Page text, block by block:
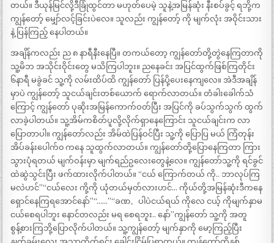
တယ်။ ဒီယုန်မြင်လို့ဒီခြုံထွင်တာ မဟုတ်ပေမဲ့ သူနဲ့အမြန်ဆုံး နီးစပ်ခွင့် ရဘို့က
ကျွန်တော့် မျှော်လင့်ခြင်းပဲလေ။ သူလည်း ကျွန်တော့် ကို မျက်လုံး အဝိုင်းသား
နဲ့ ပြန်ကြည့် နေပါတယ်။
အချိန်ကလည်း ည ၈ နာရီနီးနေပြီ။ တကယ်တော့ ကျွန်တော်တို့တွဲနေကြတာကို
သူ့မိဘ အသိုင်းဝိုင်းတွေ မသိကြပါဘူး။ ညနေခင်း အပြင်ထွက်ဖြစ်ကြတိုင်း
၆နာရီ မခွဲခင် သူ့ကို လမ်းထိပ်ထိ ကျွန်တော် ပြန်ပို့ပေးနေကျလေ။ အဲဒီအချိန်
မှာပဲ ကျွန်တော့် သူငယ်ချင်းတစ်ယောက် ရောက်လာတယ်။ တံခါးခေါက်သံ
ကြောင့် ကျွန်တော် ပုဆိုးအမြန်ကောက်ဝတ်ပြီး အပြင်ကို ခပ်သွက်သွက် ထွက်
လာခဲ့ပါတယ်။ သူ့အိမ်ကစိတ်ပူလို့လိုက်ရှာနေကြောင်း သူငယ်ချင်းက လာ
ပြောတာပါ။ ကျွန်တော်လည်း အိမ်ထဲပြန်ဝင်ပြီး သူ့ကို ပြောပြ မယ် ကြံတုန်း
အိပ်ခန်းပေါက်၀ ကနေ သူထွက်လာတယ်။ ကျွန်တော်တို့ပြောနေကြတာ ကြား
သွားပုံရတယ် မျက်ဝန်းမှာ မျက်ရည်ဥလေးတွေနဲ့လေ။ ကျွန်တော်သူ့ကို ရင်ခွင်
ထဲဆွဲသွင်းပြီး ဖက်ထားလိုက်ပါတယ်။ “ငယ် ကြောက်တယ် ကို.. ဘာလုပ်ကြ
မလဲဟင်”“ငယ်လေး ကို့ကို ယုံတယ်မှတ်လားဟင်… ကိုယ်တို့အမြန်ဆုံးဒီကနေ
ရှောင်နေကြရအောင်နော်”“……”“ခဏ。ပါပဲငယ်ရယ် ကိုလေ ငယ့် ကိုမျက်နှာမ
ငယ်စေရပါဘူး နောင်တလည်း မရ စေရဘူး.. နော်”ကျွန်တော် သူ့ကို အတူ
စွန့်စားကြဘို့ပြောလိုက်ပါတယ်။ သူ့ကျွန်တော့် မျက်နှာကို မော့ကြည့်ပြီး